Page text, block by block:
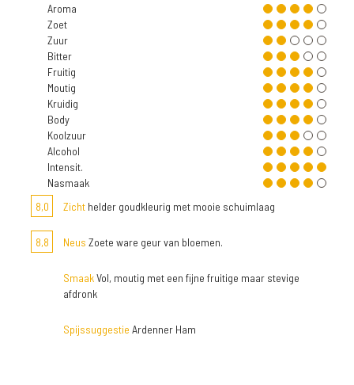
Aroma
Zoet
Zuur
Bitter
Fruitig
Moutig
Kruidig
Body
Koolzuur
Alcohol
Intensit.
Nasmaak
8,0
Zicht helder goudkleurig met mooie schuimlaag
8,8 Neus Zoete ware geur van bloemen.
SmaakVol, moutig met een fijne fruitige maar stevige
afdronk
Spijssuggestie Ardenner Ham